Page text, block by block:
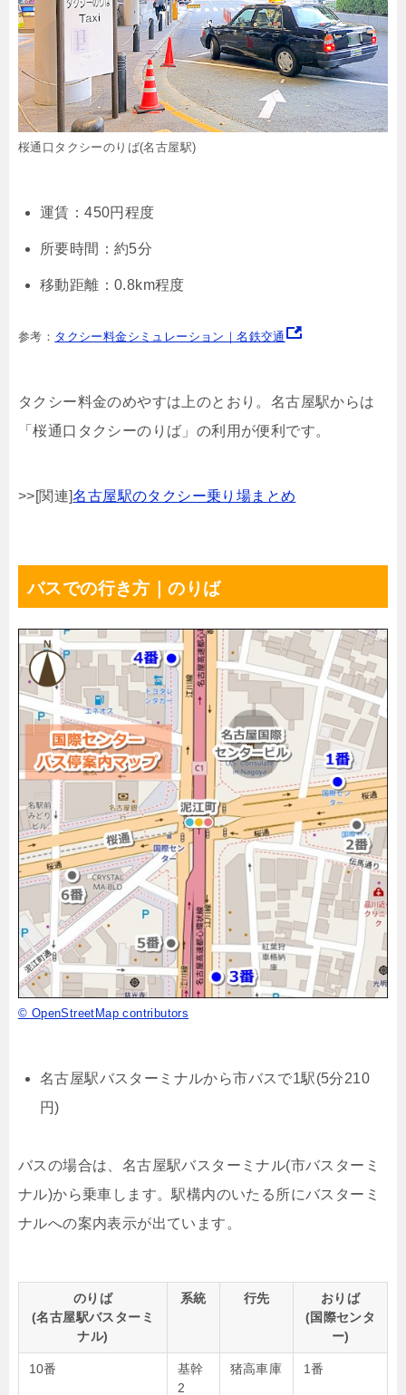
桜通口タクシーのりば(名古屋駅)
運賃：450円程度
所要時間：約5分
移動距離：0.8km程度
参考： タクシー料金シミュレーション｜名鉄交通
タクシー料金のめやすは上のとおり。名古屋駅からは
「桜通口タクシーのりば」の利用が便利です。
>>[関連]名古屋駅のタクシー乗り場まとめ
バスでの行き方｜のりば
© OpenStreetMap contributors
名古屋駅バスターミナルから市バスで1駅(5分210
円)
バスの場合は、名古屋駅バスターミナル(市バスターミ
ナル)から乗車します。駅構内のいたる所にバスターミ
ナルへの案内表示が出ています。
のりば
(名古屋駅バスターミ
ナル)
系統 行先
おりば
(国際センタ
ー)
10番
基幹
2
猪高車庫 1番